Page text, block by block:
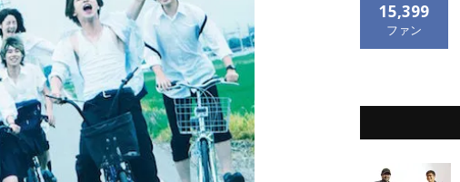
15,399
ファン